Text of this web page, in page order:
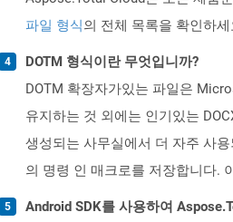
파일 형식의 전체 목록을 확인하세
DOTM 형식이란 무엇입니까?
DOTM 확장자가있는 파일은
유지하는 것 외에는 인기있는
생성되는 사무실에서 더 자주 사
의 명령 인 매크로를 저장합니다.
Android SDK를 사용하여